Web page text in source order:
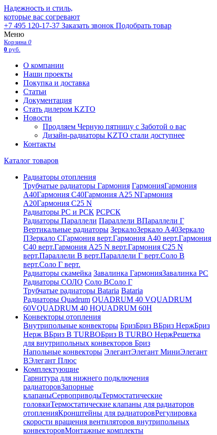
Надежность и стиль,
которые вас согревают
+7 495 120-17-37 Заказать звонок Подобрать товар
Меню
Корзина 0
0 руб.
О компании
Наши проекты
Покупка и доставка
Статьи
Документация
Стать дилером KZTO
Новости
Продляем Черную пятницу с Заботой о вас
Дизайн-радиаторы KZTO стали доступнее
Контакты
Каталог товаров
Радиаторы отопления
Трубчатые радиаторы Гармония ГармонияГармония
А40Гармония С40Гармония А25 NГармония
А20Гармония С25 N
Радиаторы РС и РСК РСРСК
Радиаторы Параллели Параллели ВПараллели Г
Вертикальные радиаторы ЗеркалоЗеркало А40Зеркало
ПЗеркало СГармония верт.Гармония А40 верт.Гармония
С40 верт.Гармония А25 N верт.Гармония С25 N
верт.Параллели В верт.Параллели Г верт.Соло В
верт.Соло Г верт.
Радиаторы скамейка Завалинка ГармонияЗавалинка РС
Радиаторы СОЛО Соло ВСоло Г
Трубчатые радиаторы Bataria Bataria
Радиаторы Quadrum QUADRUM 40 VQUADRUM
60VQUADRUM 40 HQUADRUM 60H
Конвекторы отопления
Внутрипольные конвекторы БризБриз ВБриз НержБриз
Нерж ВБриз В TURBOБриз В TURBO НержРешетка
для внутрипольных конвекторов Бриз
Напольные конвекторы ЭлегантЭлегант МиниЭлегант
ВЭлегант Плюс
Комплектующие
Гарнитура для нижнего подключения
радиаторовЗапорные
клапаныСервоприводыТермостатические
головкиТермостатические клапаны для радиаторов
отопленияКронштейны для радиаторовРегулировка
скорости вращения вентиляторов внутрипольных
конвекторовМонтажные комплекты